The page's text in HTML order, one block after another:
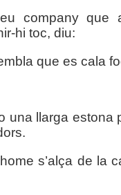
company que
hi toc, diu:
que es cala
una llarga estona
s’alça de la